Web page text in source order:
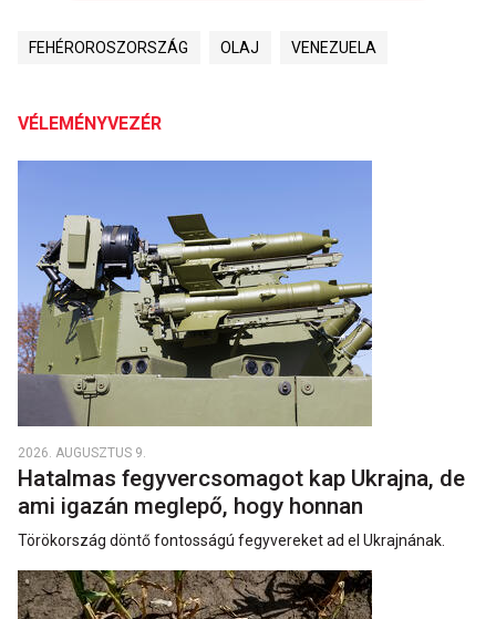
FEHÉROROSZORSZÁG OLAJ VENEZUELA
VÉLEMÉNYVEZÉR
2026. AUGUSZTUS 9.
Hatalmas fegyvercsomagot kap Ukrajna, de
ami igazán meglepő, hogy honnan
Törökország döntő fontosságú fegyvereket ad el Ukrajnának.